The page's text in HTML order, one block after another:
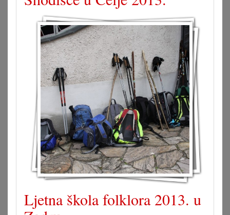
Ljetna škola folklora 2013. u